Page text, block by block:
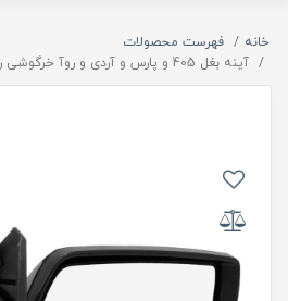
خانه
فهرست محصولات
آینه بغل 405 و پارس و آردی و روآ خرگوشی راست